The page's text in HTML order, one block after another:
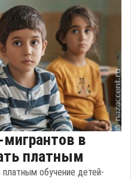
в
платным
обучение детей-